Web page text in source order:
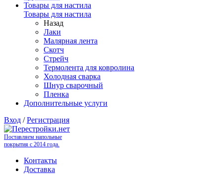
Товары для настила
Товары для настила
Назад
Лаки
Малярная лента
Скотч
Стрейч
Термолента для ковролина
Холодная сварка
Шнур сварочный
Пленка
Дополнительные услуги
Вход /Регистрация
Поставляем напольные
покрытия с 2014 года.
Контакты
Доставка